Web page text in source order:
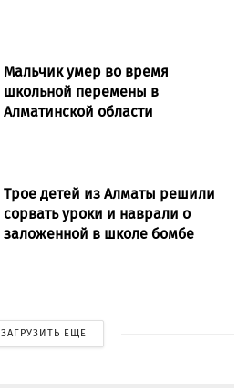
Мальчик умер во время
школьной перемены в
Алматинской области
Трое детей из Алматы решили
сорвать уроки и наврали о
заложенной в школе бомбе
ЗАГРУЗИТЬ ЕЩЕ